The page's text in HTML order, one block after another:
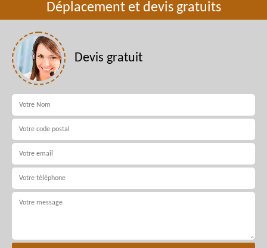
Déplacement et devis gratuits
Devis gratuit